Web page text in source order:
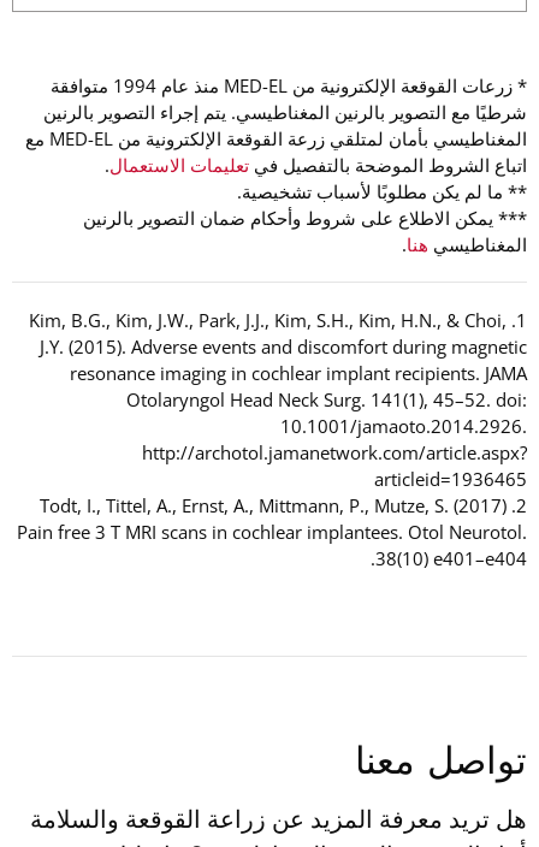
* زرعات القوقعة الإلكترونية من MED-EL منذ عام 1994 متوافقة
شرطيًا مع التصوير بالرنين المغناطيسي. يتم إجراء التصوير بالرنين
المغناطيسي بأمان لمتلقي زرعة القوقعة الإلكترونية من MED-EL مع
اتباع الشروط الموضحة بالتفصيل في تعليمات الاستعمال.
** ما لم يكن مطلوبًا لأسباب تشخيصية.
*** يمكن الاطلاع على شروط وأحكام ضمان التصوير بالرنين
المغناطيسي هنا.
1. Kim, B.G., Kim, J.W., Park, J.J., Kim, S.H., Kim, H.N., & Choi,
J.Y. (2015). Adverse events and discomfort during magnetic
resonance imaging in cochlear implant recipients. JAMA
Otolaryngol Head Neck Surg. 141(1), 45–52. doi:
10.1001/jamaoto.2014.2926.
http://archotol.jamanetwork.com/article.aspx?
articleid=1936465
2. Todt, I., Tittel, A., Ernst, A., Mittmann, P., Mutze, S. (2017)
Pain free 3 T MRI scans in cochlear implantees. Otol Neurotol.
38(10) e401–e404.
تواصل معنا
هل تريد معرفة المزيد عن زراعة القوقعة والسلامة